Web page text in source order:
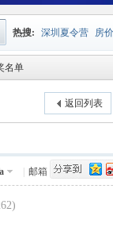
热搜: 深圳夏令营 房价
数据挖掘
大数据 预测模
成绩 挑战赛
名单
返回列表
邮箱